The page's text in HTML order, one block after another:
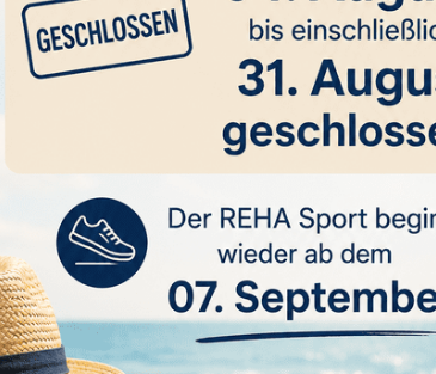
suchen EUCH
Eltern,
Kinder & Jugendliche,